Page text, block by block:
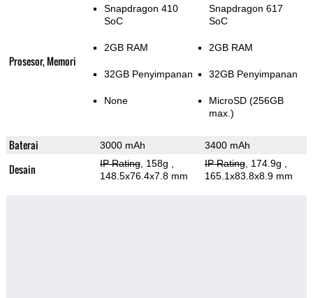
Prosesor, Memori
Snapdragon 410
SoC
2GB RAM
32GB Penyimpanan
None
Snapdragon 617
SoC
2GB RAM
32GB Penyimpanan
MicroSD (256GB
max.)
Baterai 3000 mAh 3400 mAh
Desain IP Rating, 158g
148.5x76.4x7.8 mm
IP Rating, 174.9g
165.1x83.8x8.9 mm